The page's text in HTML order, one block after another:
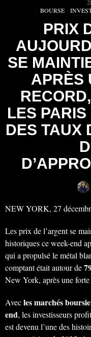
BOURSE ·
PRIX
SE
APRÈS
LES
DES TAUX
NEW YORK, 27
Les prix de l’argent se
historiques ce week-end
qui a propulsé le métal
comptant était autour de
New York, après une forte
Avecles marchés
end, les investisseurs
est devenu l’une des